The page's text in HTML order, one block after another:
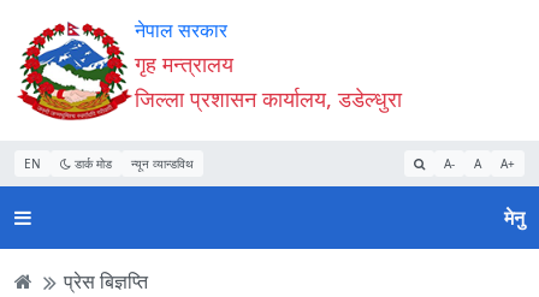
Accessibility
Mode
सुरु
गर्नुहोस्
सामाग्री
पढ्नुहाेस्
नेभिगेसन
पढ्नुहाेस्
वेबसाइट
खोजमा
जानुहोस्
नेपाल सरकार
गृह मन्त्रालय
जिल्ला प्रशासन कार्यालय, डडेल्धुरा
EN डार्क मोड न्यून व्यान्डविथ A- A A+
मेनु
प्रेस बिज्ञप्ति